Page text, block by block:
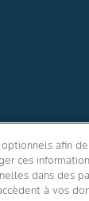
afin
ces
dans des
à vos